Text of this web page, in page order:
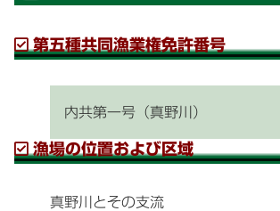
第五種共同漁業権免許番号
内共第一号 （真野川）
漁場の位置および区域
真野川とその支流